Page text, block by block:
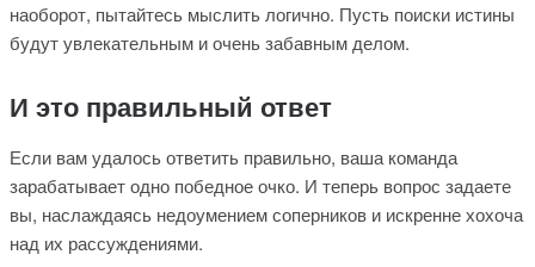
наоборот, пытайтесь мыслить логично. Пусть поиски истины
будут увлекательным и очень забавным делом.
И это правильный ответ
Если вам удалось ответить правильно, ваша команда
зарабатывает одно победное очко. И теперь вопрос задаете
вы, наслаждаясь недоумением соперников и искренне хохоча
над их рассуждениями.